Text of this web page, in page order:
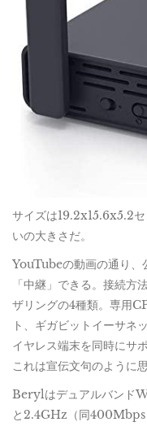
サイズは19.2x15.6x5.2
いの大きさだ。
YouTubeの動画の通り
「中継」できる。接続
ザリングの4種類。専用
ト、ギガビットイーサネ
イヤレス端末を同時にサ
これは宣伝文句のように思
Berylはデュアルバンド
と2.4GHz（同400Mbps